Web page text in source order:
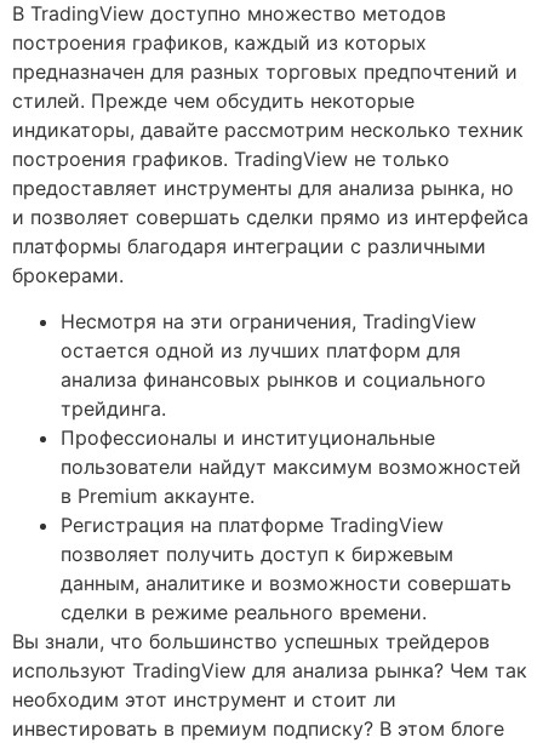
В TradingView доступно множество методов
построения графиков, каждый из которых
предназначен для разных торговых предпочтений и
стилей. Прежде чем обсудить некоторые
индикаторы, давайте рассмотрим несколько техник
построения графиков. TradingView не только
предоставляет инструменты для анализа рынка, но
и позволяет совершать сделки прямо из интерфейса
платформы благодаря интеграции с различными
брокерами.
Несмотря на эти ограничения, TradingView
остается одной из лучших платформ для
анализа финансовых рынков и социального
трейдинга.
Профессионалы и институциональные
пользователи найдут максимум возможностей
в Premium аккаунте.
Регистрация на платформе TradingView
позволяет получить доступ к биржевым
данным, аналитике и возможности совершать
сделки в режиме реального времени.
Вы знали, что большинство успешных трейдеров
используют TradingView для анализа рынка? Чем так
необходим этот инструмент и стоит ли
инвестировать в премиум подписку? В этом блоге